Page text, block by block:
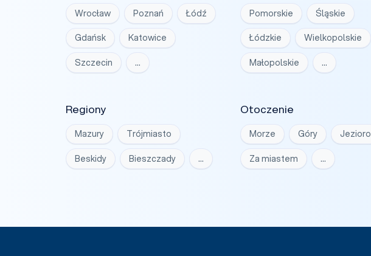
Wrocław Poznań Łódź
Gdańsk Katowice
Szczecin …
Pomorskie Śląskie
Łódzkie Wielkopolskie
Małopolskie …
Regiony
Mazury Trójmiasto
Beskidy Bieszczady …
Otoczenie
Morze Góry Jezioro
Za miastem …